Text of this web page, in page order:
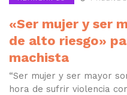
«Ser mujer y ser
de alto riesgo»
machista
“Ser mujer y ser mayor
hora de sufrir violencia